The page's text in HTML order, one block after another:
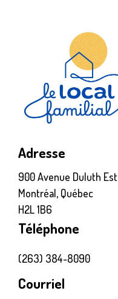
Adresse
900 Avenue Duluth Est
Montréal, Québec
H2L 1B6
Téléphone
(263) 384-8090
Courriel